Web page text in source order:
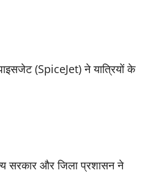
(SpiceJet) ने यात्रियों के
सरकार और जिला प्रशासन ने